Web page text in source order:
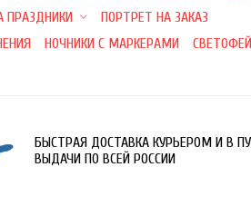
ПРАЗДНИКИ
ПОРТРЕТ НА ЗАКАЗ
НОЧНИКИ С МАРКЕРАМИ
СВЕТОФЕЙ
БЫСТРАЯ ДОСТАВКА КУРЬЕРОМ И В
ВЫДАЧИ ПО ВСЕЙ РОССИИ